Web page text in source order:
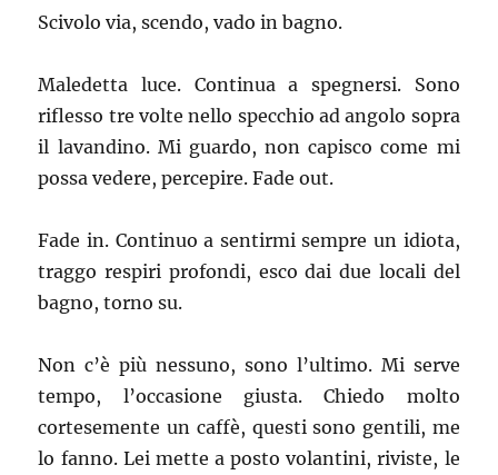
Scivolo via, scendo, vado in bagno.
Maledetta luce. Continua a spegnersi. Sono
riflesso tre volte nello specchio ad angolo sopra
il lavandino. Mi guardo, non capisco come mi
possa vedere, percepire. Fade out.
Fade in. Continuo a sentirmi sempre un idiota,
traggo respiri profondi, esco dai due locali del
bagno, torno su.
Non c’è più nessuno, sono l’ultimo. Mi serve
tempo, l’occasione giusta. Chiedo molto
cortesemente un caffè, questi sono gentili, me
lo fanno. Lei mette a posto volantini, riviste, le